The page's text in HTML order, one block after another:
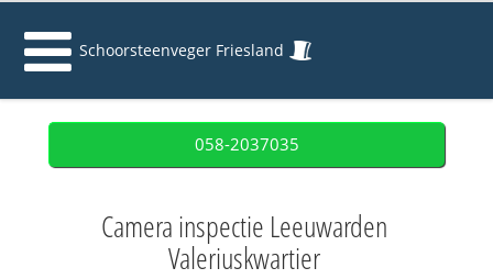
Schoorsteenveger Friesland
058-2037035
Camera inspectie Leeuwarden
Valeriuskwartier